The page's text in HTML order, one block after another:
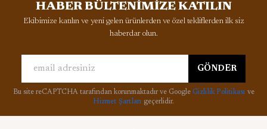
HABER BÜLTENİMİZE KATILIN
Ekibimize katılın ve yeni gelen ürünlerden ve özel tekliflerden ilk siz
haberdar olun.
GÖNDER
Bu site reCAPTCHA tarafından korunmaktadır ve Google Gizlilik Politikası ve
Hizmet Şartları geçerlidir.